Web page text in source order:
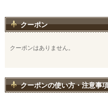
クーポン
クーポンはありません。
クーポンの使い方・注意事